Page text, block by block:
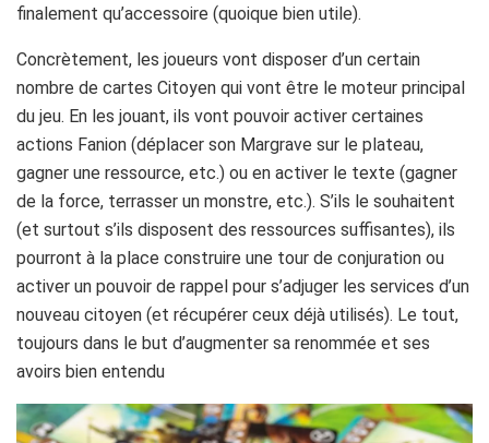
finalement qu’accessoire (quoique bien utile).
Concrètement, les joueurs vont disposer d’un certain
nombre de cartes Citoyen qui vont être le moteur principal
du jeu. En les jouant, ils vont pouvoir activer certaines
actions Fanion (déplacer son Margrave sur le plateau,
gagner une ressource, etc.) ou en activer le texte (gagner
de la force, terrasser un monstre, etc.). S’ils le souhaitent
(et surtout s’ils disposent des ressources suffisantes), ils
pourront à la place construire une tour de conjuration ou
activer un pouvoir de rappel pour s’adjuger les services d’un
nouveau citoyen (et récupérer ceux déjà utilisés). Le tout,
toujours dans le but d’augmenter sa renommée et ses
avoirs bien entendu